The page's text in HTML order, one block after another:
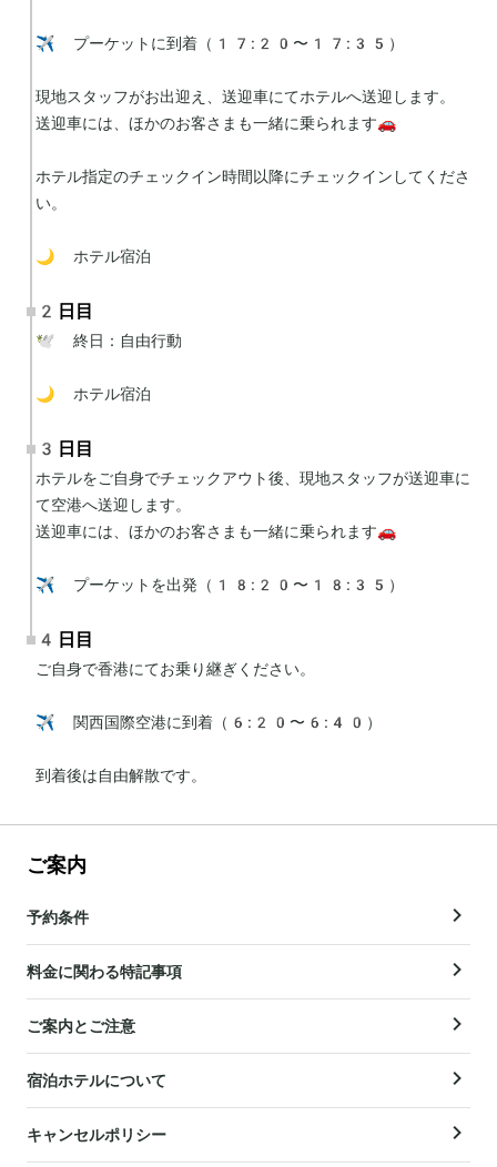
✈️ プーケットに到着（17:20〜17:35）
現地スタッフがお出迎え、送迎車にてホテルへ送迎します。
送迎車には、ほかのお客さまも一緒に乗られます🚗
ホテル指定のチェックイン時間以降にチェックインしてくださ
い。
🌙 ホテル宿泊
2日目
🕊 終日：自由行動
🌙 ホテル宿泊
3日目
ホテルをご自身でチェックアウト後、現地スタッフが送迎車に
て空港へ送迎します。
送迎車には、ほかのお客さまも一緒に乗られます🚗
✈️ プーケットを出発（18:20〜18:35）
4日目
ご自身で香港にてお乗り継ぎください。
✈️ 関西国際空港に到着（6:20〜6:40）
到着後は自由解散です。
ご案内
予約条件
料金に関わる特記事項
ご案内とご注意
宿泊ホテルについて
キャンセルポリシー